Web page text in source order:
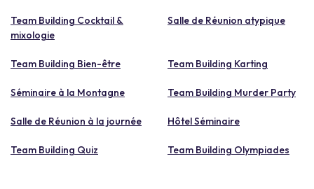
Team Building Cocktail &
mixologie
Salle de Réunion atypique
Team Building Bien-être Team Building Karting
Séminaire à la Montagne Team Building Murder Party
Salle de Réunion à la journée Hôtel Séminaire
Team Building Quiz Team Building Olympiades